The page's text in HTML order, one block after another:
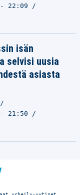
22:09
isän
selvisi uusia
asiasta
21:50